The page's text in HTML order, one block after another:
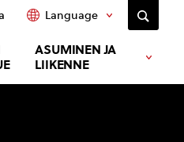
ASUMINEN JA
LIIKENNE
Language